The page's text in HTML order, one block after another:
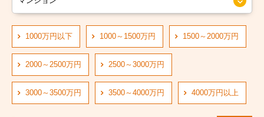
大阪市阿倍野区
大阪市住吉区
大阪市東住吉区
大阪市西成区
大阪市営長堀鶴見緑地線
大阪市営四つ橋線
阪神なんば線
阪急神戸線
1000万円以下 1000～1500万円 1500～2000万円
2000～2500万円 2500～3000万円
3000～3500万円 3500～4000万円 4000万円以上